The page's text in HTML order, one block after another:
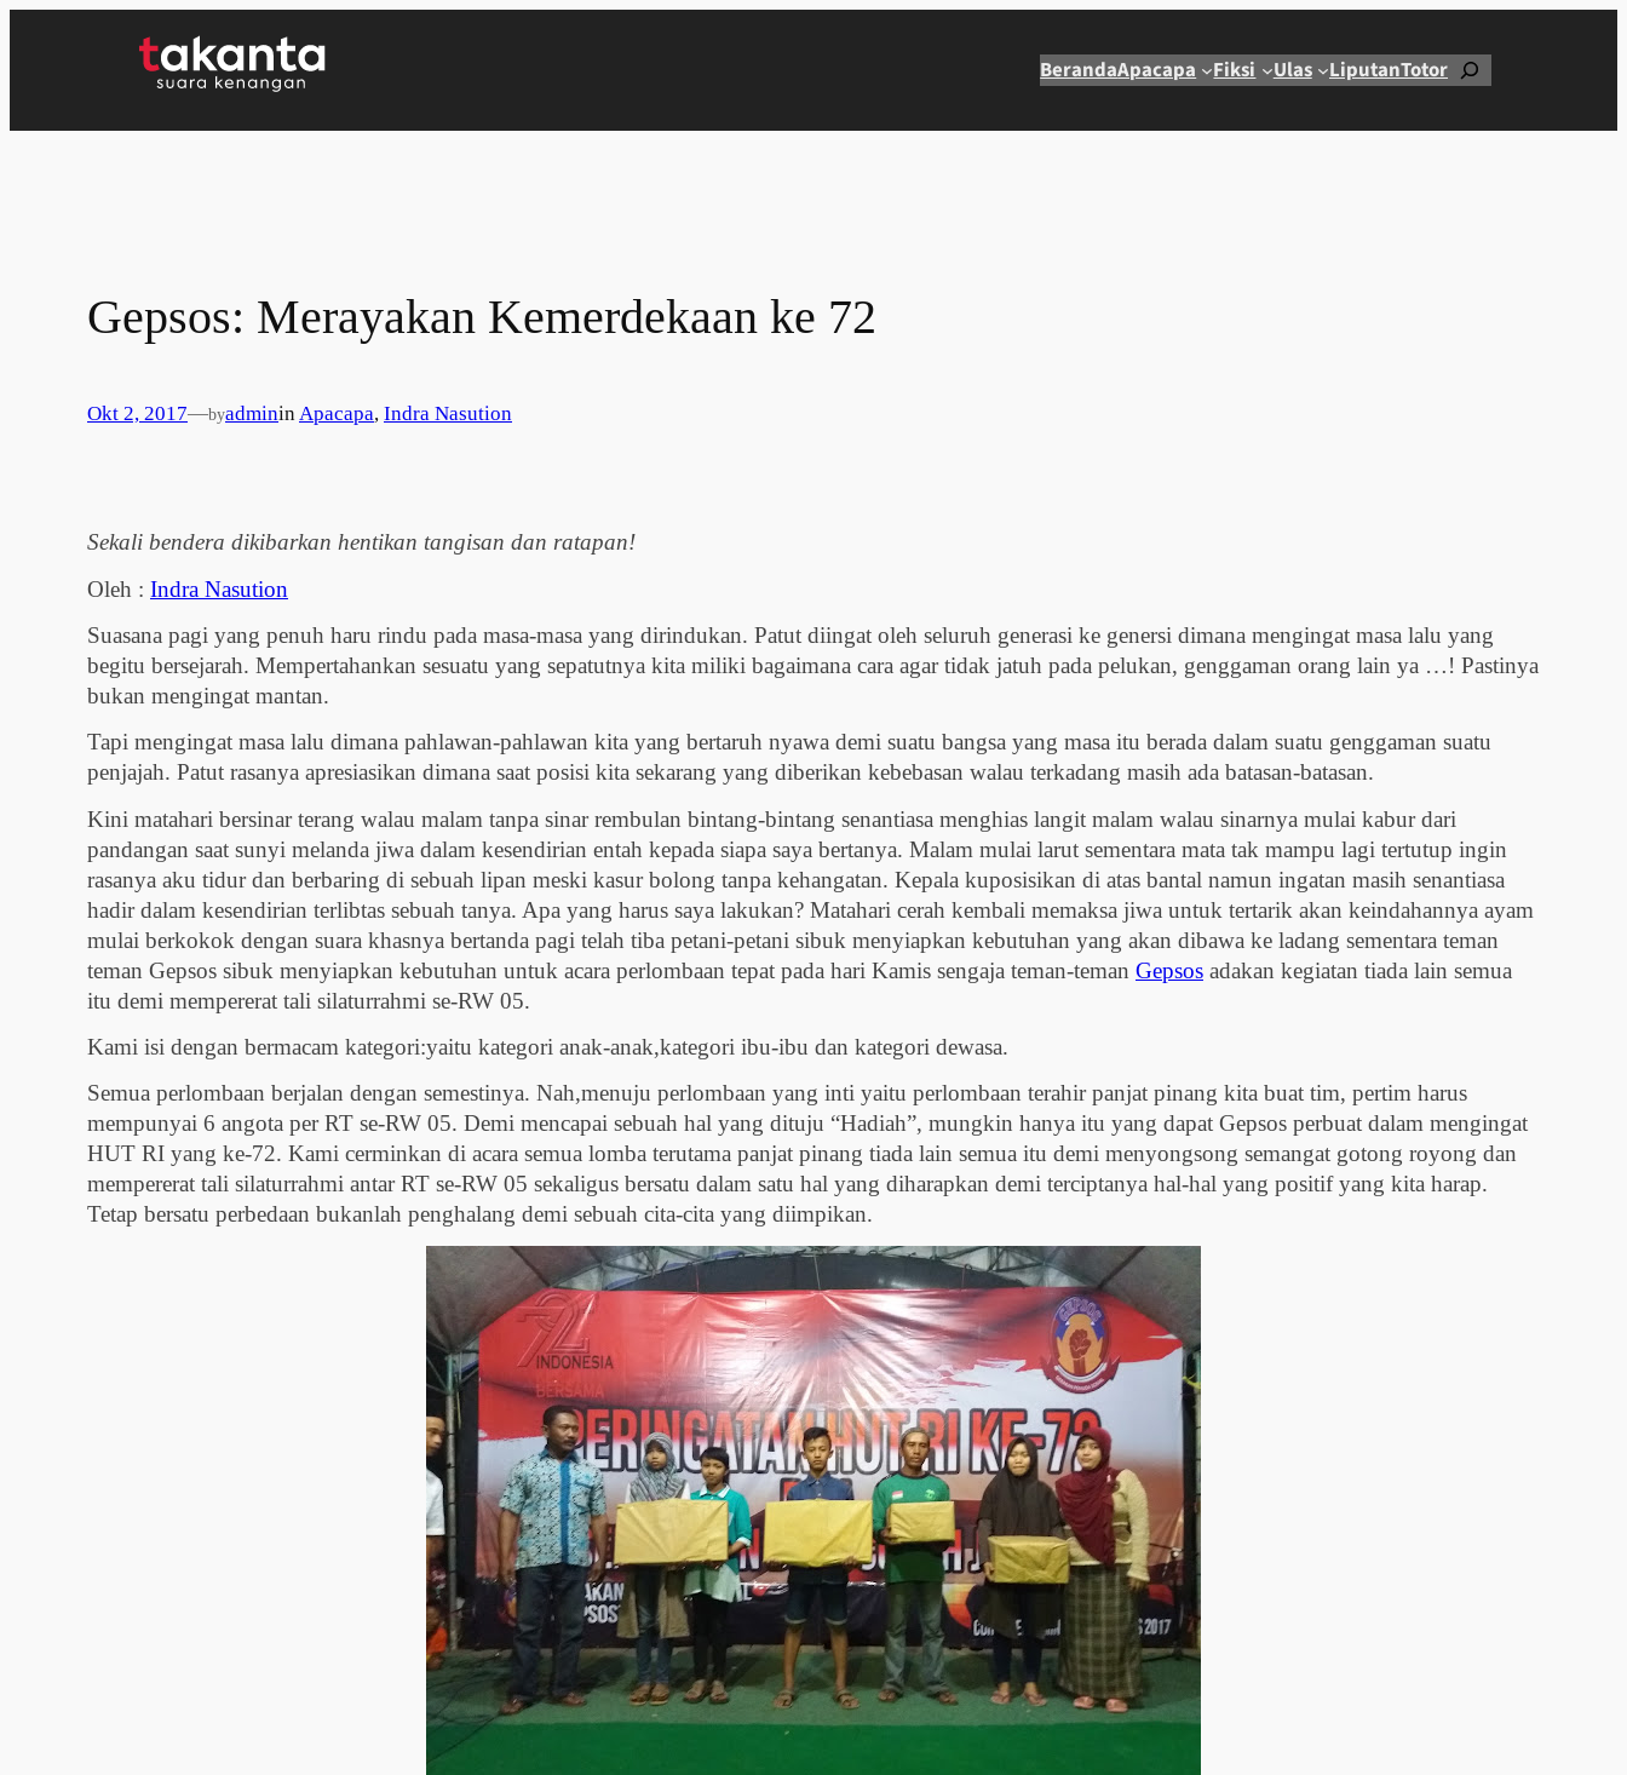
BerandaApacapa Fiksi Ulas LiputanTotorCari
Gepsos: Merayakan Kemerdekaan ke 72
Okt 2, 2017—byadminin Apacapa, Indra Nasution
Sekali bendera dikibarkan hentikan tangisan dan ratapan!
Oleh : Indra Nasution
Suasana pagi yang penuh haru rindu pada masa-masa yang dirindukan. Patut diingat oleh seluruh generasi ke genersi dimana mengingat masa lalu yang
begitu bersejarah. Mempertahankan sesuatu yang sepatutnya kita miliki bagaimana cara agar tidak jatuh pada pelukan, genggaman orang lain ya …! Pastinya
bukan mengingat mantan.
Tapi mengingat masa lalu dimana pahlawan-pahlawan kita yang bertaruh nyawa demi suatu bangsa yang masa itu berada dalam suatu genggaman suatu
penjajah. Patut rasanya apresiasikan dimana saat posisi kita sekarang yang diberikan kebebasan walau terkadang masih ada batasan-batasan.
Kini matahari bersinar terang walau malam tanpa sinar rembulan bintang-bintang senantiasa menghias langit malam walau sinarnya mulai kabur dari
pandangan saat sunyi melanda jiwa dalam kesendirian entah kepada siapa saya bertanya. Malam mulai larut sementara mata tak mampu lagi tertutup ingin
rasanya aku tidur dan berbaring di sebuah lipan meski kasur bolong tanpa kehangatan. Kepala kuposisikan di atas bantal namun ingatan masih senantiasa
hadir dalam kesendirian terlibtas sebuah tanya. Apa yang harus saya lakukan? Matahari cerah kembali memaksa jiwa untuk tertarik akan keindahannya ayam
mulai berkokok dengan suara khasnya bertanda pagi telah tiba petani-petani sibuk menyiapkan kebutuhan yang akan dibawa ke ladang sementara teman
teman Gepsos sibuk menyiapkan kebutuhan untuk acara perlombaan tepat pada hari Kamis sengaja teman-teman Gepsos adakan kegiatan tiada lain semua
itu demi mempererat tali silaturrahmi se-RW 05.
Kami isi dengan bermacam kategori:yaitu kategori anak-anak,kategori ibu-ibu dan kategori dewasa.
Semua perlombaan berjalan dengan semestinya. Nah,menuju perlombaan yang inti yaitu perlombaan terahir panjat pinang kita buat tim, pertim harus
mempunyai 6 angota per RT se-RW 05. Demi mencapai sebuah hal yang dituju “Hadiah”, mungkin hanya itu yang dapat Gepsos perbuat dalam mengingat
HUT RI yang ke-72. Kami cerminkan di acara semua lomba terutama panjat pinang tiada lain semua itu demi menyongsong semangat gotong royong dan
mempererat tali silaturrahmi antar RT se-RW 05 sekaligus bersatu dalam satu hal yang diharapkan demi terciptanya hal-hal yang positif yang kita harap.
Tetap bersatu perbedaan bukanlah penghalang demi sebuah cita-cita yang diimpikan.